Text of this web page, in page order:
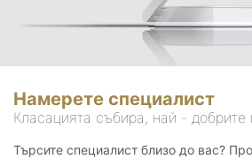
Намерете специалист
Класацията събира, най -
Търсите специалист близо до вас?